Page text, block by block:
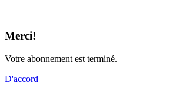
Merci!
Votre abonnement est terminé.
D'accord